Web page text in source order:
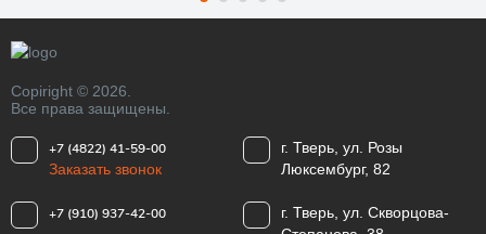
Copiright © 2026.
Все права защищены.
+7 (4822) 41-59-00
Заказать звонок
г. Тверь, ул. Розы
Люксембург, 82
+7 (910) 937-42-00
г. Тверь, ул. Скворцова-